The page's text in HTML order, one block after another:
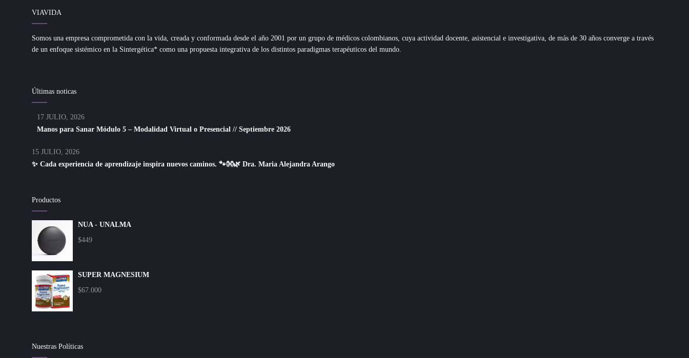
VIAVIDA
Somos una empresa comprometida con la vida, creada y conformada desde el año 2001 por un grupo de médicos colombianos, cuya actividad docente, asistencial e investigativa, de más de 30 años converge a través
de un enfoque sistémico en la Sintergética* como una propuesta integrativa de los distintos paradigmas terapéuticos del mundo.
Últimas noticas
17 JULIO, 2026
Manos para Sanar Módulo 5 – Modalidad Virtual o Presencial // Septiembre 2026
15 JULIO, 2026
✨ Cada experiencia de aprendizaje inspira nuevos caminos. 🐾👐🌿 Dra. Maria Alejandra Arango
Productos
NUA - UNALMA
$449
SUPER MAGNESIUM
$67.000
Nuestras Políticas